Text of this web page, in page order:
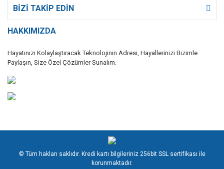
BİZİ TAKİP EDİN
HAKKIMIZDA
Hayatınızı Kolaylaştıracak Teknolojinin Adresi, Hayallerinizi Bizimle
Paylaşın, Size Özel Çözümler Sunalım.
© Tüm hakları saklıdır. Kredi kartı bilgileriniz 256bit SSL sertifikası ile
korunmaktadır.